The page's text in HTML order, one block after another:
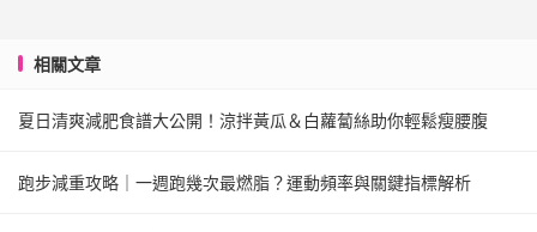
相關文章
夏日清爽減肥食譜大公開！涼拌黃瓜＆白蘿蔔絲助你輕鬆瘦腰腹
跑步減重攻略｜一週跑幾次最燃脂？運動頻率與關鍵指標解析